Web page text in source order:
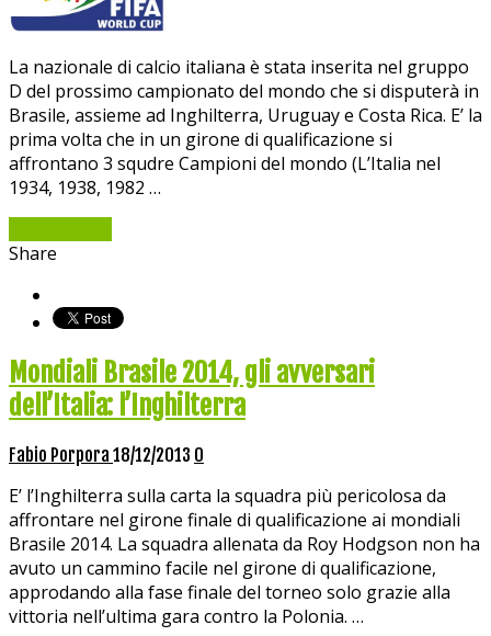
La nazionale di calcio italiana è stata inserita nel gruppo
D del prossimo campionato del mondo che si disputerà in
Brasile, assieme ad Inghilterra, Uruguay e Costa Rica. E’ la
prima volta che in un girone di qualificazione si
affrontano 3 squdre Campioni del mondo (L’Italia nel
1934, 1938, 1982 …
Share
Mondiali Brasile 2014, gli avversari
dell’Italia: l’Inghilterra
Fabio Porpora 18/12/2013 0
E’ l’Inghilterra sulla carta la squadra più pericolosa da
affrontare nel girone finale di qualificazione ai mondiali
Brasile 2014. La squadra allenata da Roy Hodgson non ha
avuto un cammino facile nel girone di qualificazione,
approdando alla fase finale del torneo solo grazie alla
vittoria nell’ultima gara contro la Polonia. …